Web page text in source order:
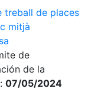
treball de places
mitjà
de
de la
07/05/2024